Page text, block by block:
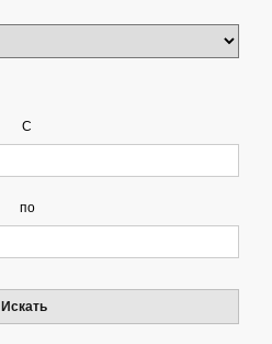
С
по
Искать